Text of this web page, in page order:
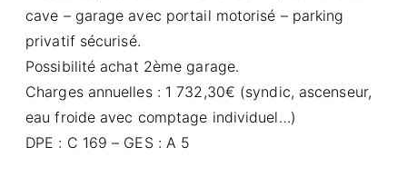
cave – garage avec portail motorisé – parking
privatif sécurisé.
Possibilité achat 2ème garage.
Charges annuelles : 1 732,30€ (syndic, ascenseur,
eau froide avec comptage individuel…)
DPE : C 169 – GES : A 5